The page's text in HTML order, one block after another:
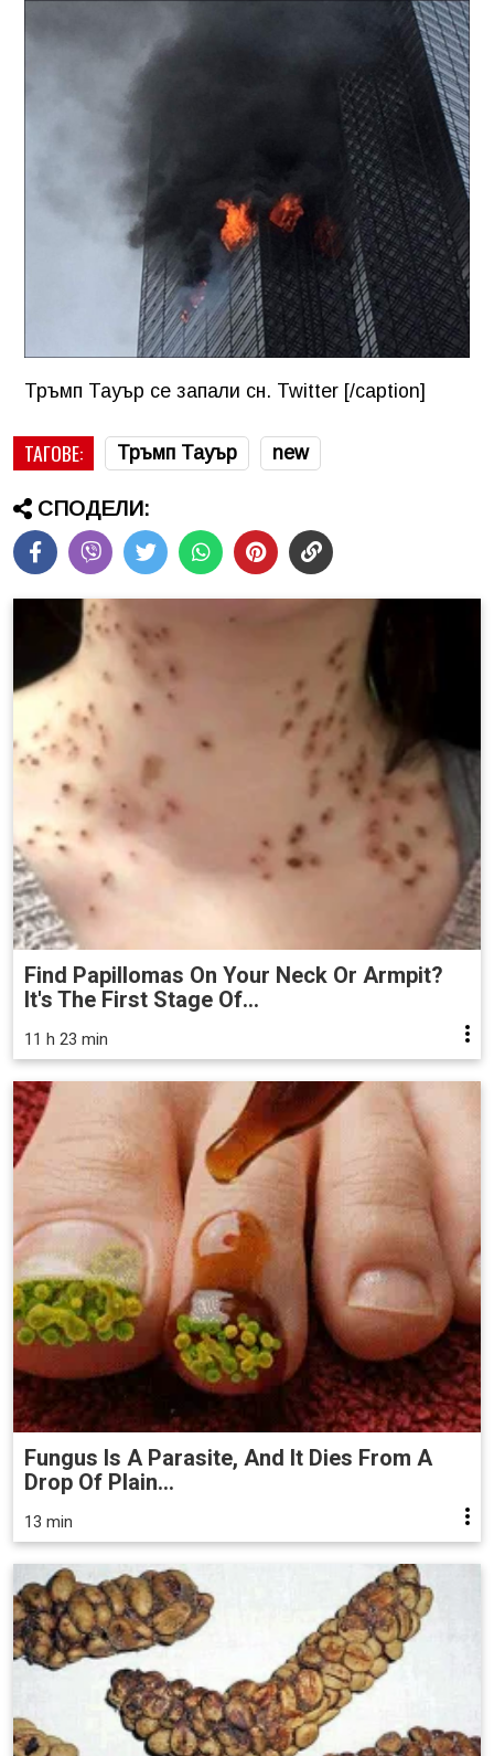
Тръмп Тауър се запали сн. Twitter [/caption]
ТАГОВЕ: Тръмп Тауър new
СПОДЕЛИ:
Find Papillomas On Your Neck Or Armpit?
It's The First Stage Of...
11 h 23 min
Fungus Is A Parasite, And It Dies From A
Drop Of Plain...
13 min